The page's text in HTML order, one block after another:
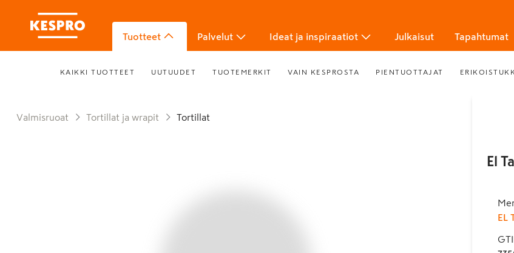
Tuotteet Palvelut Ideat ja inspiraatiot Julkaisut Tapahtumat
KAIKKI TUOTTEET UUTUUDET TUOTEMERKIT VAIN KESPROSTA PIENTUOTTAJAT
Valmisruoat Tortillat ja wrapit Tortillat
El
EL